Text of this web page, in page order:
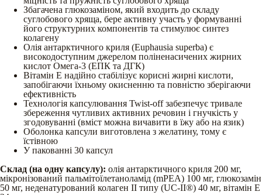
Збагачена глюкозаміном, який входить до складу
суглобового хряща, бере активну участь у формуванні
його структурних компонентів та стимулює синтез
колагену
Олія антарктичного криля (Euphausia superba) є
високодоступним джерелом поліненасичених жирних
кислот Омега-3 (ЕПК та ДГК)
Вітамін Е надійно стабілізує корисні жирні кислоти,
запобігаючи їхньому окисненню та повністю зберігаючи
ефективність
Технологія капсулювання Twist-off забезпечує тривале
збереження чутливих активних речовин і гнучкість у
згодовуванні (вміст можна вичавити в їжу або на язик)
Оболонка капсули виготовлена з желатину, тому є
їстівною
У пакованні 30 капсул
Склад (на одну капсулу): олія антарктичного криля 200 мг,
мікронізований пальмітоїлетаноламід (mPEA) 100 мг, глюкозамін
50 мг, неденатурований колаген II типу (UC-II®) 40 мг, вітамін E